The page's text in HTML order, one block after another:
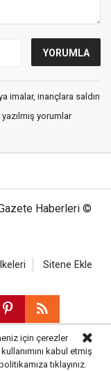
imalar, inançlara saldırı
yorumlar
Haberleri ©
Sitene Ekle
için çerezler
kabul etmiş
tıklayınız.